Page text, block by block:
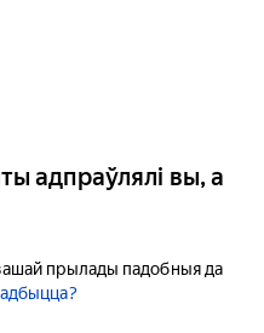
адпраўлялі вы, а
прылады падобныя да